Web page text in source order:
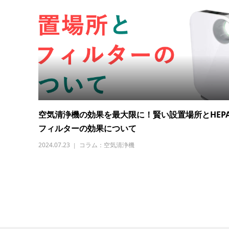
空気清浄機の効果を最大限に！賢い設置場所と
フィルターの効果について
2024.07.23 コラム：空気清浄機